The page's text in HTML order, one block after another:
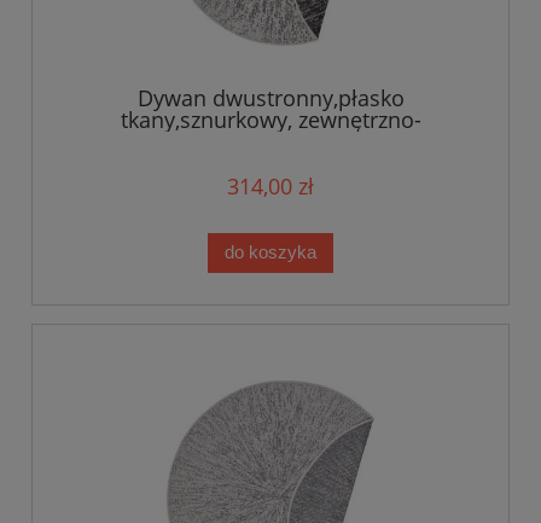
Dywan dwustronny,płasko
tkany,sznurkowy, zewnętrzno-
wewnętrzny Bougari Aura,grafitowe
314,00 zł
do koszyka